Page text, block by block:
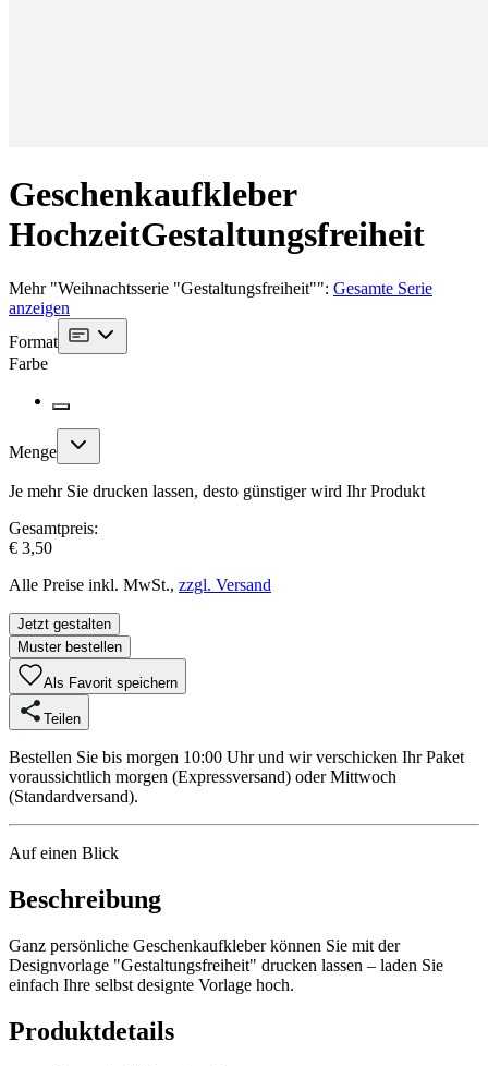
Geschenkaufkleber
HochzeitGestaltungsfreiheit
Mehr"Weihnachtsserie "Gestaltungsfreiheit"": Gesamte Serie
anzeigen
Format
Farbe
Menge
Je mehr Sie drucken lassen, desto günstiger wird Ihr Produkt
Gesamtpreis:
€ 3,50
Alle Preise inkl. MwSt., zzgl. Versand
Jetzt gestalten
Muster bestellen
Als Favorit speichern
Teilen
Bestellen Sie bis morgen 10:00 Uhr und wir verschicken Ihr Paket
voraussichtlich morgen (Expressversand) oder Mittwoch
(Standardversand).
Auf einen Blick
Beschreibung
Ganz persönliche Geschenkaufkleber können Sie mit der
Designvorlage "Gestaltungsfreiheit" drucken lassen – laden Sie
einfach Ihre selbst designte Vorlage hoch.
Produktdetails